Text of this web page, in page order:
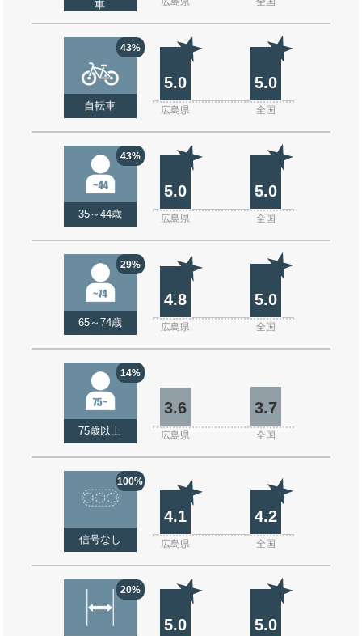
車
43%
自転車
5.0 5.0
広島県 全国
43%
35～44歳
5.0 5.0
広島県 全国
29%
65～74歳
4.8 5.0
広島県 全国
14%
75歳以上
3.6 3.7
広島県 全国
100%
信号なし
4.1 4.2
広島県 全国
20%
5.0 5.0